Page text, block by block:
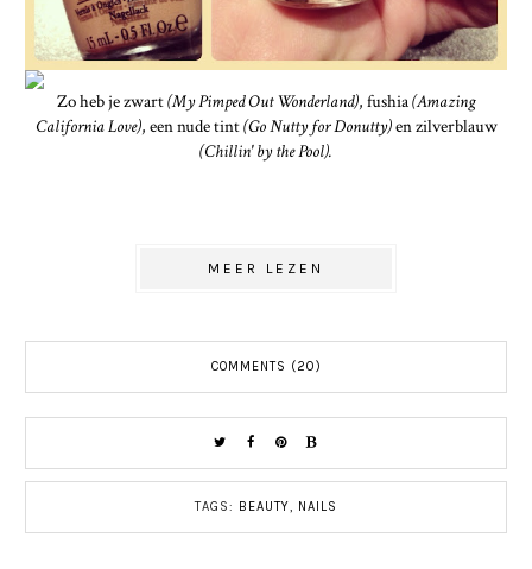
Zo heb je zwart(My Pimped Out Wonderland), fushia(Amazing
California Love), een nude tint(Go Nutty for Donutty)en zilverblauw
(Chillin' by the Pool).
MEER LEZEN
COMMENTS (20)
TAGS: BEAUTY, NAILS